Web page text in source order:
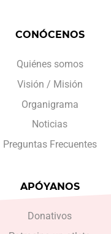
CONÓCENOS
Quiénes somos
Visión / Misión
Organigrama
Noticias
Preguntas Frecuentes
APÓYANOS
Donativos